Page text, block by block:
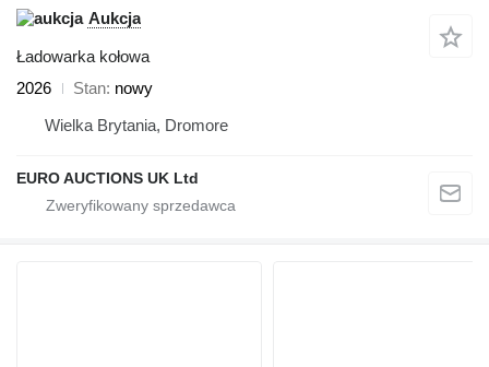
Aukcja
Ładowarka kołowa
2026
Stan nowy
Wielka Brytania, Dromore
EURO AUCTIONS UK Ltd